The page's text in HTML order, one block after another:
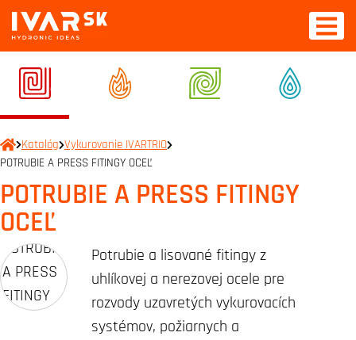
Katalóg Vykurovanie IVARTRIO
POTRUBIE A PRESS FITINGY OCEĽ
POTRUBIE A PRESS FITINGY
OCEĽ
Potrubie a lisované fitingy z
uhlíkovej a nerezovej ocele pre
rozvody uzavretých vykurovacích
systémov, požiarnych a